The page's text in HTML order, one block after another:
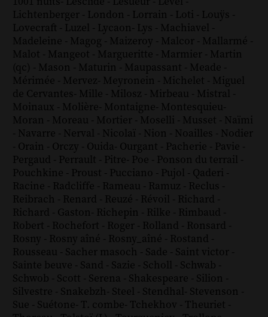
Lichtenberger - London - Lorrain - Loti - Louÿs -
Lovecraft - Luzel - Lycaon- Lys - Machiavel -
Madeleine - Magog - Maizeroy - Malcor - Mallarmé -
Malot - Mangeot - Margueritte - Marmier - Martin
(qc) - Mason - Maturin - Maupassant - Meade -
Mérimée - Mervez- Meyronein - Michelet - Miguel
de Cervantes- Mille - Milosz - Mirbeau - Mistral -
Moinaux - Molière- Montaigne- Montesquieu-
Moran - Moreau - Mortier - Moselli - Musset - Naïmi
- Navarre - Nerval - Nicolaï - Nion - Noailles - Nodier
- Orain - Orczy - Ouida- Ourgant - Pacherie - Pavie -
Pergaud - Perrault - Pitre- Poe - Ponson du terrail -
Pouchkine - Proust - Pucciano - Pujol - Qaderi -
Racine - Radcliffe - Rameau - Ramuz - Reclus -
Reibrach - Renard - Reuzé - Révoil - Richard -
Richard - Gaston- Richepin - Rilke - Rimbaud -
Robert - Rochefort - Roger - Rolland - Ronsard -
Rosny - Rosny aîné - Rosny_aîné - Rostand -
Rousseau - Sacher masoch - Sade - Saint victor -
Sainte beuve - Sand - Sazie - Scholl - Schwab -
Schwob - Scott - Serena - Shakespeare - Silion -
Silvestre - Snakebzh- Steel - Stendhal- Stevenson -
Sue - Suétone- T. combe- Tchekhov - Theuriet -